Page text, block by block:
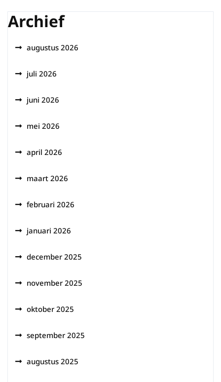
Archief
augustus 2026
juli 2026
juni 2026
mei 2026
april 2026
maart 2026
februari 2026
januari 2026
december 2025
november 2025
oktober 2025
september 2025
augustus 2025